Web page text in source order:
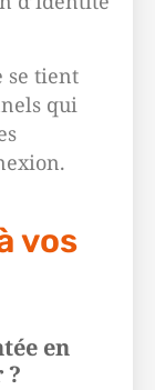
se tient
qui
vos
en
?